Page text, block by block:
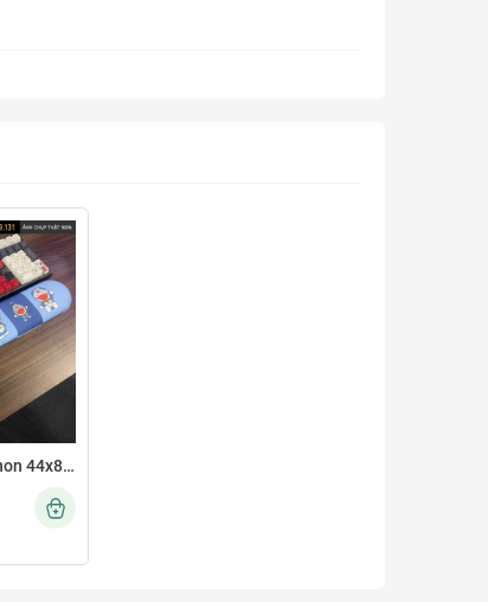
Kê tay đệm cao su non 44x8 KETAY-DORA07-44X8